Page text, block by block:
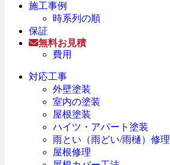
施工事例
時系列の順
保証
無料お見積
費用
対応工事
外壁塗装
室内の塗装
屋根塗装
ハイツ・アパート塗装
雨とい（雨どい/雨樋）修理
屋根修理